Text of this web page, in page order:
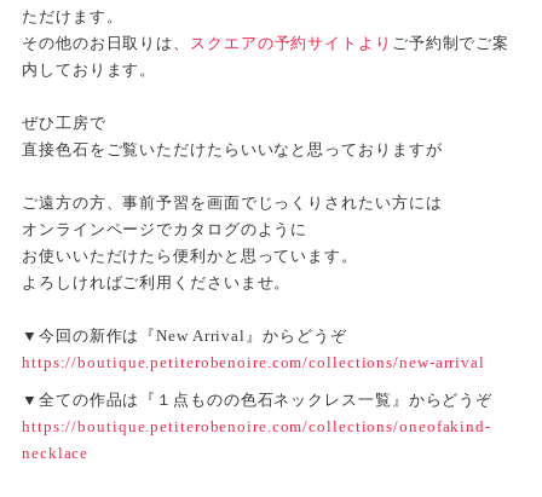
ただけます。
その他のお日取りは、
スクエアの予約サイトより ご予約制でご案
内しております。
ぜひ工房で
直接色石をご覧いただけたらいいなと思っておりますが
ご遠方の方、事前予習を画面でじっくりされたい方には
オンラインページでカタログのように
お使いいただけたら便利かと思っています。
よろしければご利用くださいませ。
▼今回の新作は『New Arrival』からどうぞ
https://boutique.petiterobenoire.com/collections/new-arrival
▼全ての作品は『１点ものの色石ネックレス一覧』からどうぞ
https://boutique.petiterobenoire.com/collections/oneofakind-
necklace